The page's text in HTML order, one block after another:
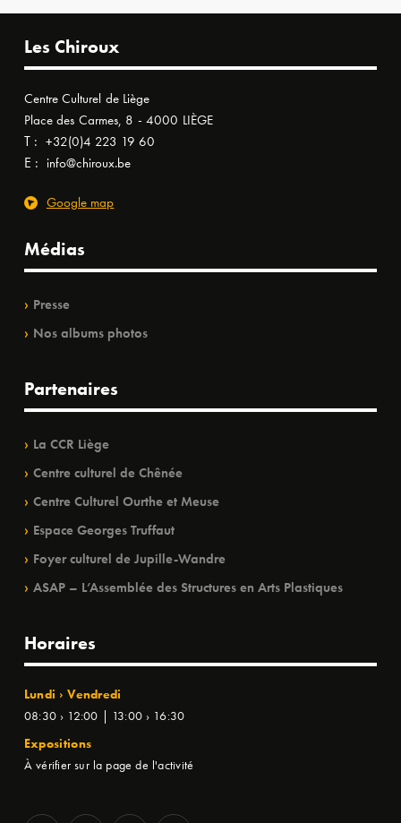
Les Chiroux
Centre Culturel de Liège
Place des Carmes, 8 - 4000 LIÈGE
T : +32(0)4 223 19 60
E : info@chiroux.be
Google map
Médias
Presse
Nos albums photos
Partenaires
La CCR Liège
Centre culturel de Chênée
Centre Culturel Ourthe et Meuse
Espace Georges Truffaut
Foyer culturel de Jupille-Wandre
ASAP – L’Assemblée des Structures en Arts Plastiques
Horaires
Lundi › Vendredi
08:30 › 12:00 | 13:00 › 16:30
Expositions
À vérifier sur la page de l'activité